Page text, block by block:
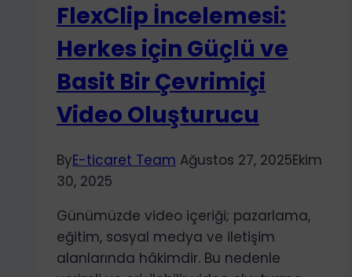
Metinden
Video
Oluşturma
Aracı
FlexClip İncelemesi:
Herkes için Güçlü ve
Basit Bir Çevrimiçi
Video Oluşturucu
ByE-ticaret Team Ağustos 27, 2025Ekim
30, 2025
Günümüzde video içeriği; pazarlama,
eğitim, sosyal medya ve iletişim
alanlarında hâkimdir. Bu nedenle